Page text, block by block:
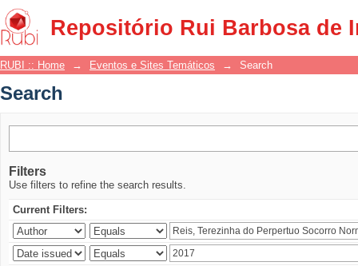
Repositório Rui Barbosa de
Search
RUBI :: Home → Eventos e Sites Temáticos → Search
Search
Filters
Use filters to refine the search results.
Current Filters: